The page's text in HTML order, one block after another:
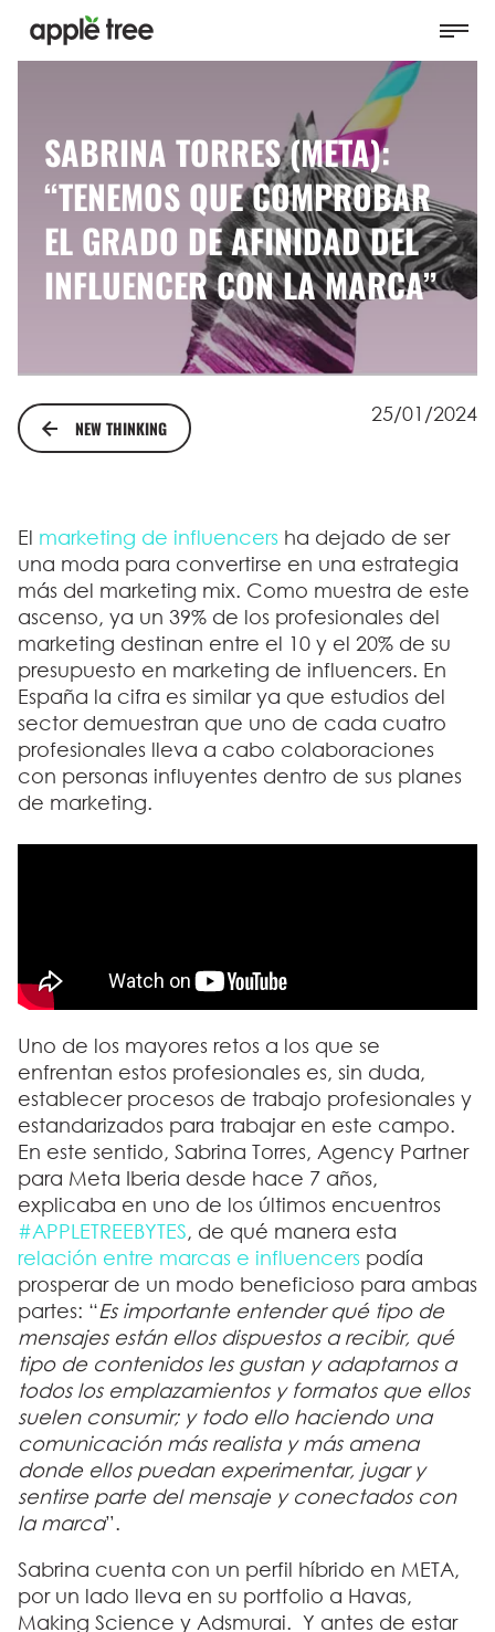
SABRINA TORRES (META):
“TENEMOS QUE COMPROBAR
EL GRADO DE AFINIDAD DEL
INFLUENCER CON LA MARCA”
NEW THINKING
25/01/2024
El marketing de influencers ha dejado de ser
una moda para convertirse en una estrategia
más del marketing mix. Como muestra de este
ascenso, ya un 39% de los profesionales del
marketing destinan entre el 10 y el 20% de su
presupuesto en marketing de influencers. En
España la cifra es similar ya que estudios del
sector demuestran que uno de cada cuatro
profesionales lleva a cabo colaboraciones
con personas influyentes dentro de sus planes
de marketing.
Uno de los mayores retos a los que se
enfrentan estos profesionales es, sin duda,
establecer procesos de trabajo profesionales y
estandarizados para trabajar en este campo.
En este sentido, Sabrina Torres, Agency Partner
para Meta Iberia desde hace 7 años,
explicaba en uno de los últimos encuentros
#APPLETREEBYTES, de qué manera esta
relación entre marcas e influencers podía
prosperar de un modo beneficioso para ambas
partes: “Es importante entender qué tipo de
mensajes están ellos dispuestos a recibir, qué
tipo de contenidos les gustan y adaptarnos a
todos los emplazamientos y formatos que ellos
suelen consumir; y todo ello haciendo una
comunicación más realista y más amena
donde ellos puedan experimentar, jugar y
sentirse parte del mensaje y conectados con
la marca”.
Sabrina cuenta con un perfil híbrido en META,
por un lado lleva en su portfolio a Havas,
Making Science y Adsmurai. Y antes de estar